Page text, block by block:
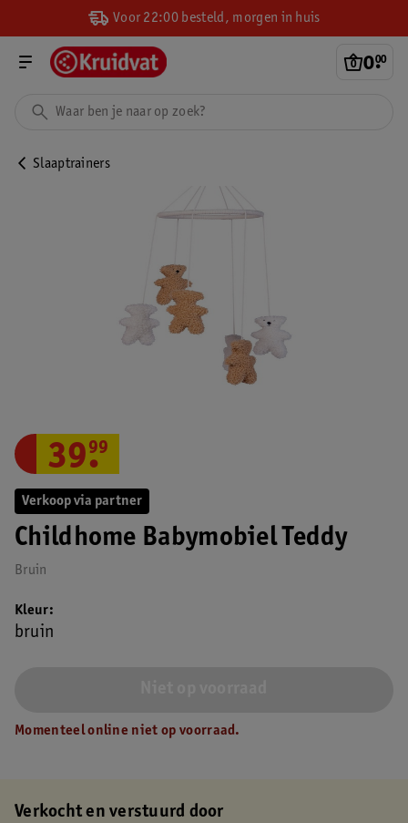
Voor 22:00 besteld, morgen in huis
0.
00
Slaaptrainers
Verkoop via partner
Childhome Babymobiel Teddy
Bruin
39.
99
Kleur
bruin
Momenteel online niet op voorraad.
Verkocht en verstuurd door